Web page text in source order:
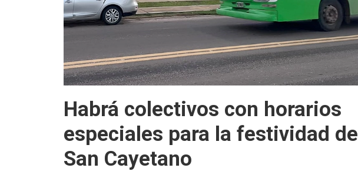
Habrá colectivos con horarios
especiales para la festividad de
San Cayetano